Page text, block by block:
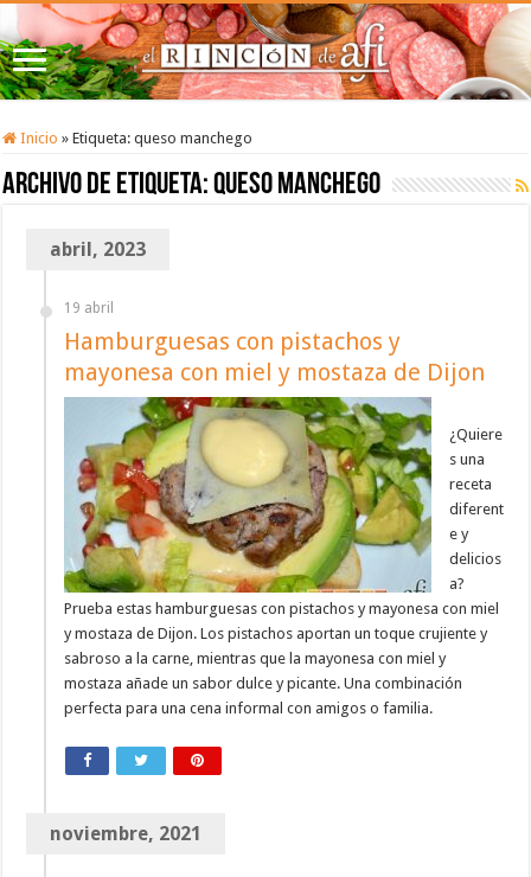
Inicio » Etiqueta:queso manchego
Archivo de etiqueta:queso manchego
abril, 2023
19 abril
Hamburguesas con pistachos y
mayonesa con miel y mostaza de Dijon
¿Quiere
s una
receta
diferent
e y
delicios
a?
Prueba estas hamburguesas con pistachos y mayonesa con miel
y mostaza de Dijon. Los pistachos aportan un toque crujiente y
sabroso a la carne, mientras que la mayonesa con miel y
mostaza añade un sabor dulce y picante. Una combinación
perfecta para una cena informal con amigos o familia.
noviembre, 2021